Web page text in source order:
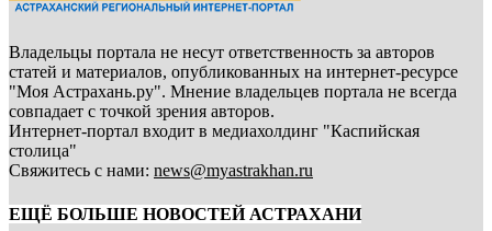
Владельцы портала не несут ответственность за авторов
статей и материалов, опубликованных на интернет-ресурсе
"Моя Астрахань.ру". Мнение владельцев портала не всегда
совпадает с точкой зрения авторов.
Интернет-портал входит в медиахолдинг "Каспийская
столица"
Свяжитесь с нами: news@myastrakhan.ru
ЕЩЁ БОЛЬШЕ НОВОСТЕЙ АСТРАХАНИ